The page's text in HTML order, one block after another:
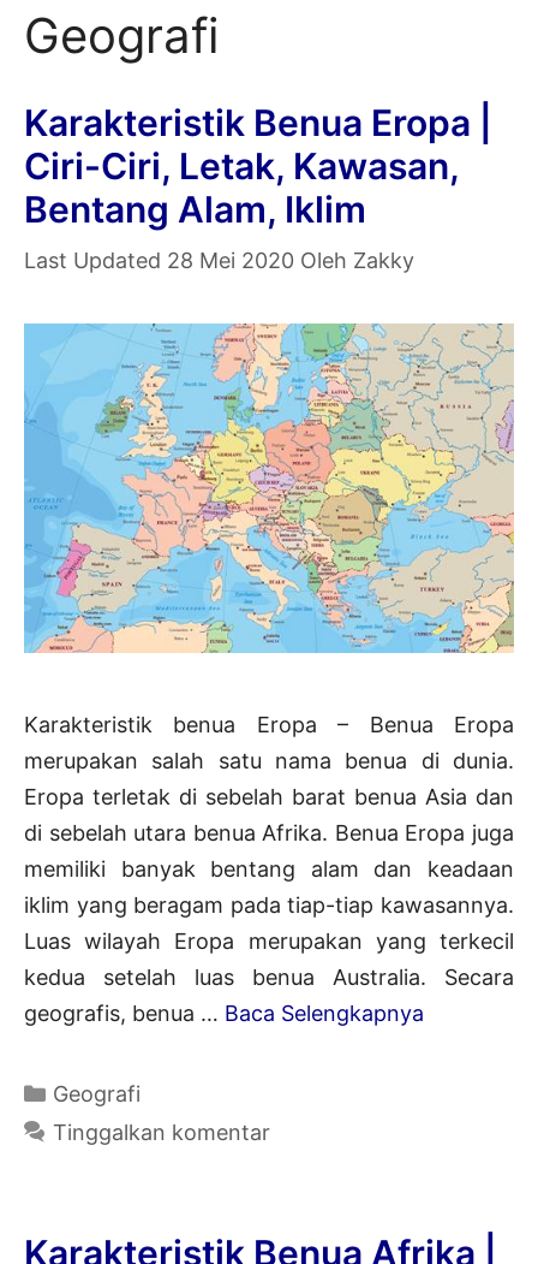
Geografi
Karakteristik Benua Eropa |
Ciri-Ciri, Letak, Kawasan,
Bentang Alam, Iklim
28 Mei 2020 Oleh Zakky
Karakteristik benua Eropa – Benua Eropa
merupakan salah satu nama benua di dunia.
Eropa terletak di sebelah barat benua Asia dan
di sebelah utara benua Afrika. Benua Eropa juga
memiliki banyak bentang alam dan keadaan
iklim yang beragam pada tiap-tiap kawasannya.
Luas wilayah Eropa merupakan yang terkecil
kedua setelah luas benua Australia. Secara
geografis, benua … Baca Selengkapnya
Kategori
Geografi
Tinggalkan komentar
Karakteristik Benua Afrika |